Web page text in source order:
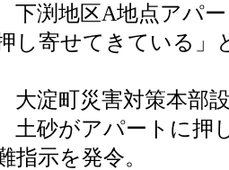
下渕地区A地点アパ
し寄せてきている」
大淀町災害対策本部
土砂がアパートに押
指示を発令。